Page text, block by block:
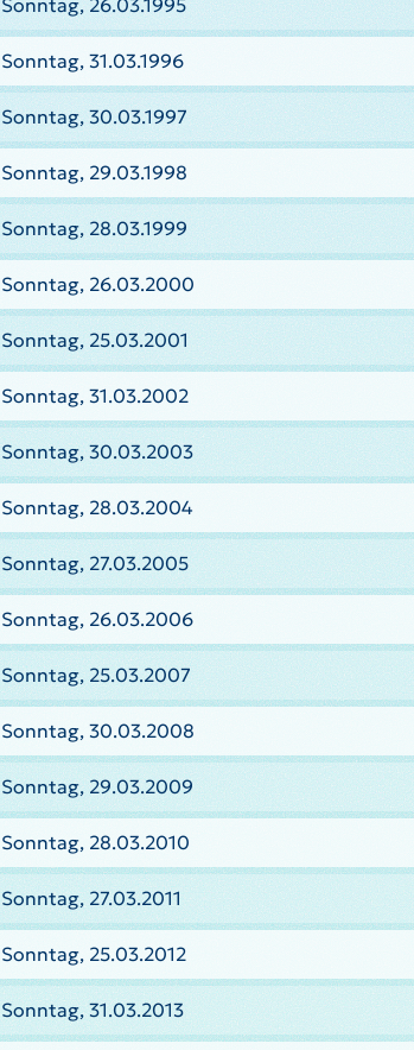
Sonntag, 26.03.1995
Sonntag, 31.03.1996
Sonntag, 30.03.1997
Sonntag, 29.03.1998
Sonntag, 28.03.1999
Sonntag, 26.03.2000
Sonntag, 25.03.2001
Sonntag, 31.03.2002
Sonntag, 30.03.2003
Sonntag, 28.03.2004
Sonntag, 27.03.2005
Sonntag, 26.03.2006
Sonntag, 25.03.2007
Sonntag, 30.03.2008
Sonntag, 29.03.2009
Sonntag, 28.03.2010
Sonntag, 27.03.2011
Sonntag, 25.03.2012
Sonntag, 31.03.2013